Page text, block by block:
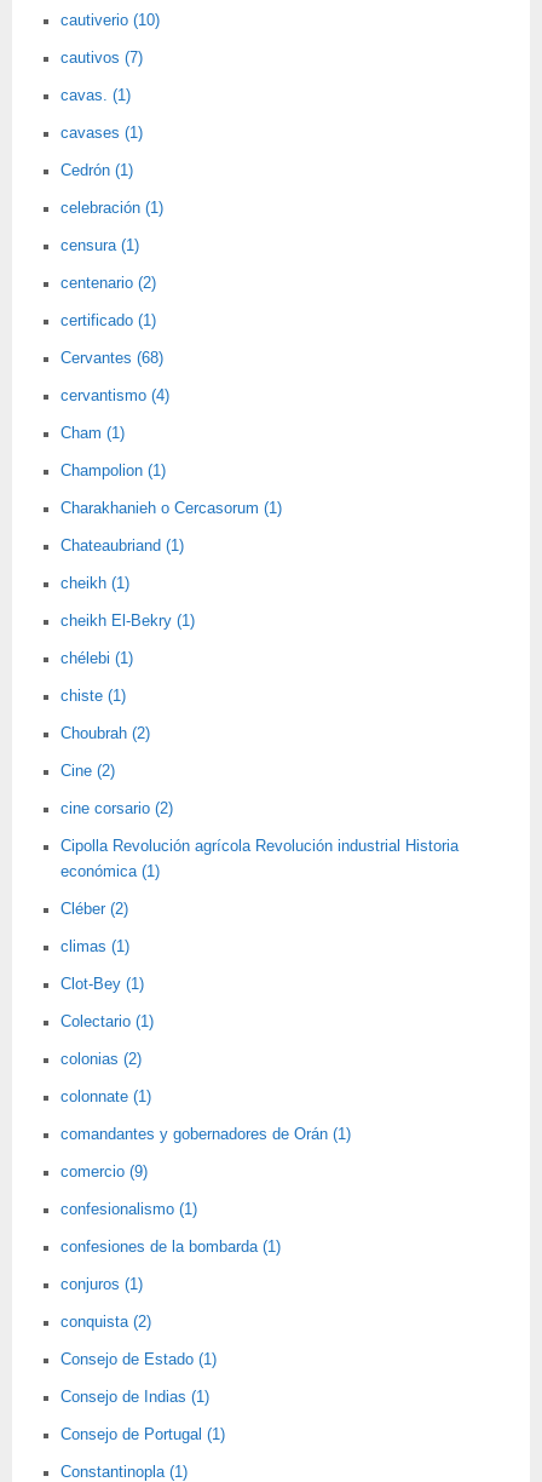
cautiverio (10)
cautivos (7)
cavas. (1)
cavases (1)
Cedrón (1)
celebración (1)
censura (1)
centenario (2)
certificado (1)
Cervantes (68)
cervantismo (4)
Cham (1)
Champolion (1)
Charakhanieh o Cercasorum (1)
Chateaubriand (1)
cheikh (1)
cheikh El-Bekry (1)
chélebi (1)
chiste (1)
Choubrah (2)
Cine (2)
cine corsario (2)
Cipolla Revolución agrícola Revolución industrial Historia
económica (1)
Cléber (2)
climas (1)
Clot-Bey (1)
Colectario (1)
colonias (2)
colonnate (1)
comandantes y gobernadores de Orán (1)
comercio (9)
confesionalismo (1)
confesiones de la bombarda (1)
conjuros (1)
conquista (2)
Consejo de Estado (1)
Consejo de Indias (1)
Consejo de Portugal (1)
Constantinopla (1)